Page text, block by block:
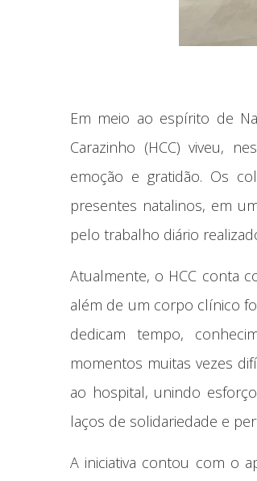
Em meio ao espírito de
Carazinho (HCC) viveu,
emoção e gratidão. Os
presentes natalinos, em
pelo trabalho diário
Atualmente, o HCC conta
além de um corpo clínico
dedicam tempo,
momentos muitas vezes
ao hospital, unindo
laços de solidariedade e
A iniciativa contou com o